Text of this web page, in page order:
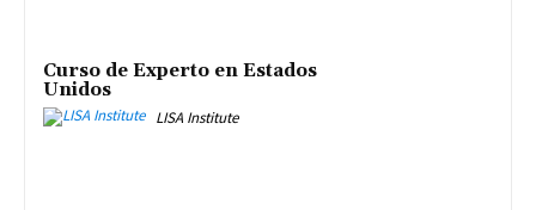
Curso de Experto en Estados
Unidos
LISA Institute